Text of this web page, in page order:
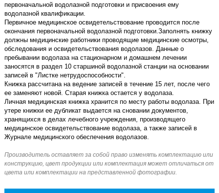
первоначальной водолазной подготовки и присвоения ему
водолазной квалификации.
Первичное медицинское освидетельствование проводится после
окончания первоначальной водолазной подготовки.Заполнять книжку
должны медицинские работники проводящие медицинские осмотры,
обследования и освидетельствования водолазов. Данные о
пребывании водолаза на стационарном и домашнем лечении
заносятся в раздел 10 старшиной водолазной станции на основании
записей в "Листке нетрудоспособности".
Книжка рассчитана на ведение записей в течение 15 лет, после чего
ее заменяют новой. Старая книжка остается у водолаза.
Личная медицинская книжка хранится по месту работы водолаза. При
утере книжки ее дубликат выдается на сновании документов,
хранящихся в делах лечебного учреждения, производящего
медицинское освидетельствование водолаза, а также записей в
Журнале медицинского обеспечения водолазов.